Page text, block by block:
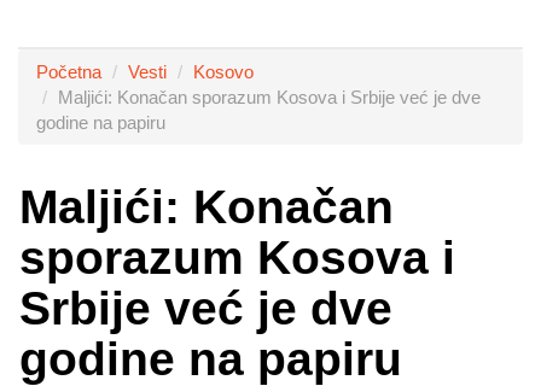
Početna Vesti
Kosovo
Maljići: Konačan sporazum Kosova i Srbije već je dve
godine na papiru
Maljići: Konačan
sporazum Kosova i
Srbije već je dve
godine na papiru